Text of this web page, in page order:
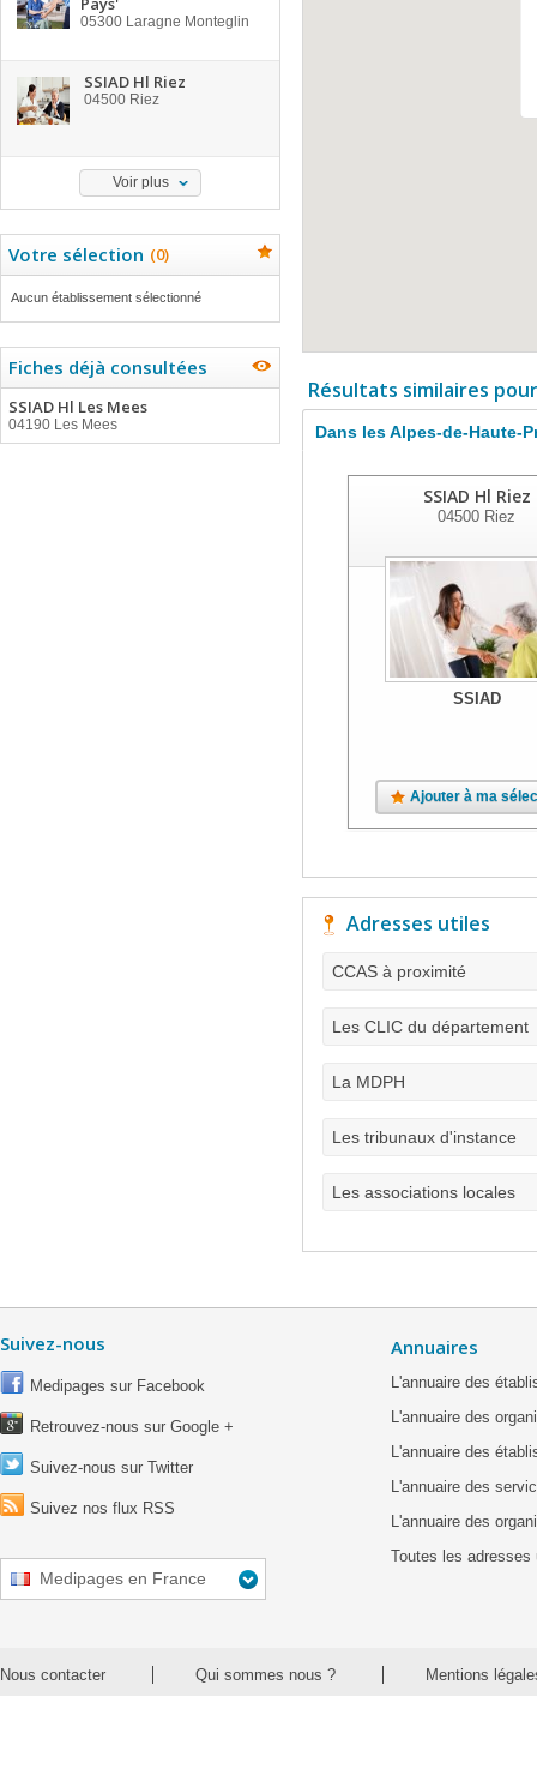
05300 Laragne Monteglin
SSIAD Hl Riez
04500 Riez
Voir plus
Votre sélection (0)
Aucun établissement sélectionné
Fiches déjà consultées
SSIAD Hl Les Mees
04190 Les Mees
Résultats similaires
Dans les Alpes-de-Haute-
SSIAD Hl Riez
04500 Riez
SSIAD
Ajouter à ma
Adresses utiles
CCAS à proximité
Les CLIC du département
La MDPH
Les tribunaux d'instance
Les associations locales
Suivez-nous
Medipages sur Facebook
Retrouvez-nous sur Google +
Suivez-nous sur Twitter
Suivez nos flux RSS
Medipages en France
Annuaires
L'annuaire des
L'annuaire des
L'annuaire des
L'annuaire des
L'annuaire des
Toutes les adresses
Nous contacter Qui sommes nous ? Mentions